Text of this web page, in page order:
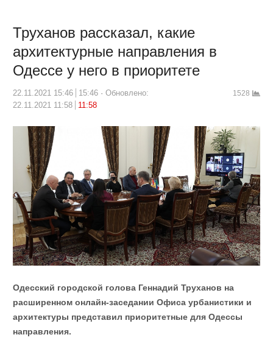
Труханов рассказал, какие
архитектурные направления в
Одессе у него в приоритете
22.11.2021 15:46 15:46
Обновлено:
22.11.2021 11:58
11:58
1528
Одесский городской голова Геннадий Труханов на
расширенном онлайн-заседании Офиса урбанистики и
архитектуры представил приоритетные для Одессы
направления.